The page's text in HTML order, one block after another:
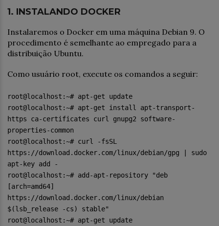
1. INSTALANDO DOCKER
Instalaremos o Docker em uma máquina Debian 9. O
procedimento é semelhante ao empregado para a
distribuição Ubuntu.
Como usuário root, execute os comandos a seguir:
root@localhost:~# apt-get update
root@localhost:~# apt-get install apt-transport-
https ca-certificates curl gnupg2 software-
properties-common
root@localhost:~# curl -fsSL
https://download.docker.com/linux/debian/gpg | sudo
apt-key add -
root@localhost:~# add-apt-repository "deb
[arch=amd64]
https://download.docker.com/linux/debian
$(lsb_release -cs) stable"
root@localhost:~# apt-get update